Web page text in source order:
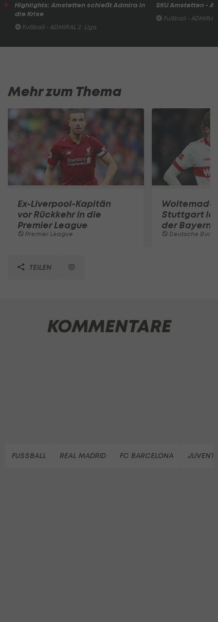
Highlights: Amstetten schießt Admira in
die Krise
Fußball - ADMIRAL 2. Liga
SKU Amstetten -
Fußball -
Mehr zum Thema
Ex-Liverpool-Kapitän
vor Rückkehr in die
Premier League
Premier League
Stuttgart
der Bayern
Deutsche
TEILEN
KOMMENTARE
FUSSBALL REAL MADRID FC BARCELONA